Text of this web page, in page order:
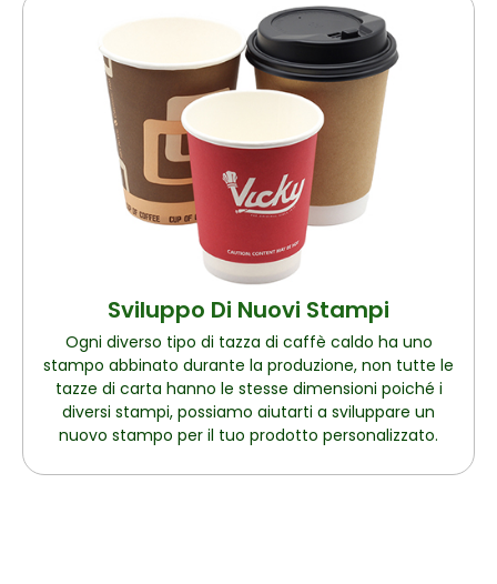
Sviluppo Di Nuovi Stampi
Ogni diverso tipo di tazza di caffè caldo ha uno
stampo abbinato durante la produzione, non tutte le
tazze di carta hanno le stesse dimensioni poiché i
diversi stampi, possiamo aiutarti a sviluppare un
nuovo stampo per il tuo prodotto personalizzato.